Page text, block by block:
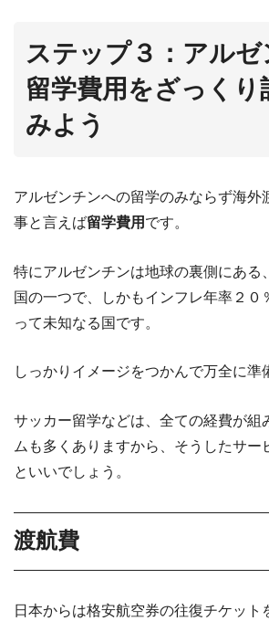
ステップ３：アルゼ
留学費用をざっくり
みよう
アルゼンチンへの留学のみならず海外
事と言えば留学費用 です。
特にアルゼンチンは地球の裏側にある
国の一つで、しかもインフレ年率２０
って未知なる国です。
しっかりイメージをつかんで万全に準
サッカー留学などは、全ての経費が組
ムも多くありますから、そうしたサー
といいでしょう。
渡航費
日本からは格安航空券の往復チケット